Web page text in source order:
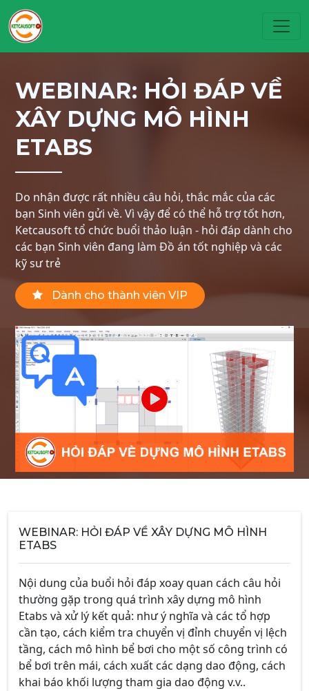
WEBINAR: HỎI ĐÁP VỀ
XÂY DỰNG MÔ HÌNH
ETABS
Do nhận được rất nhiều câu hỏi, thắc mắc của các
bạn Sinh viên gửi về. Vì vậy để có thể hỗ trợ tốt hơn,
Ketcausoft tổ chức buổi thảo luận - hỏi đáp dành cho
các bạn Sinh viên đang làm Đồ án tốt nghiệp và các
kỹ sư trẻ
Dành cho thành viên VIP
WEBINAR: HỎI ĐÁP VỀ XÂY DỰNG MÔ HÌNH
ETABS
Nội dung của buổi hỏi đáp xoay quan cách câu hỏi
thường gặp trong quá trình xây dựng mô hình
Etabs và xử lý kết quả: như ý nghĩa và các tổ hợp
cần tạo, cách kiểm tra chuyển vị đỉnh chuyển vị lệch
tầng, cách mô hình bể bơi cho một số công trình có
bể bơi trên mái, cách xuất các dạng dao động, cách
khai báo khối lượng tham gia dao động v.v..